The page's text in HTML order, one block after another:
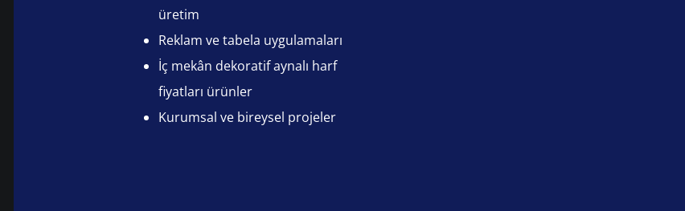
üretim
Reklam ve tabela uygulamaları
İç mekân dekoratif aynalı harf
fiyatları ürünler
Kurumsal ve bireysel projeler